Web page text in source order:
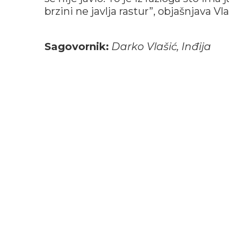
brzini ne javlja rastur”, objašnjava
Sagovornik: Darko Vlašić, Inđija